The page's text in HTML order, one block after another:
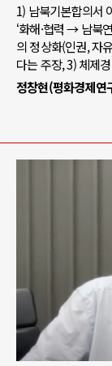
1) 남북기본합의서
‘화해·협력 → 남북
의 정상화(인권, 자
다는 주장, 3) 체제
정창현(평화경제연